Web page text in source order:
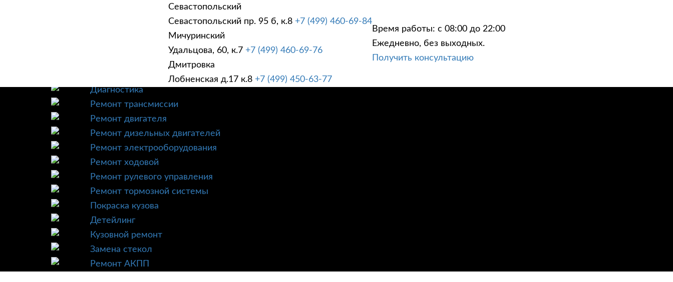
Севастопольский
Севастопольский пр. 95 б, к.8 +7 (499) 460-69-84
Мичуринский
Удальцова, 60, к.7 +7 (499) 460-69-76
Дмитровка
Лобненская д.17 к.8 +7 (499) 450-63-77
Время работы: с 08:00 до 22:00
Ежедневно, без выходных.
Получить консультацию
УСЛУГИ АКЦИИ
Техническое обслуживание
Диагностика
Ремонт трансмиссии
Ремонт двигателя
Ремонт дизельных двигателей
Ремонт электрооборудования
Ремонт ходовой
Ремонт рулевого управления
Ремонт тормозной системы
Покраска кузова
Детейлинг
Кузовной ремонт
Замена стекол
Ремонт АКПП